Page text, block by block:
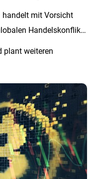
handelt mit Vorsicht
Handelskonflikte
plant weiteren